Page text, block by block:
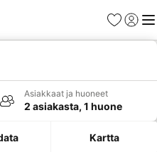
Suosikit
Asiakkaat ja huoneet
2 asiakasta, 1 huone
Kartta